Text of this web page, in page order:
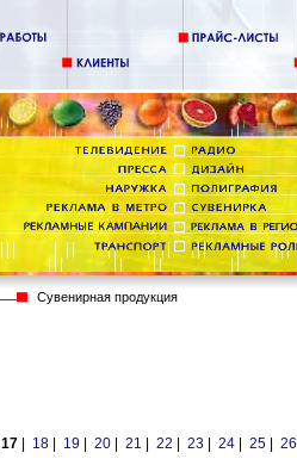
Сувенирная продукция
17| 18| 19 20| 21 22 23 24| 25| 26